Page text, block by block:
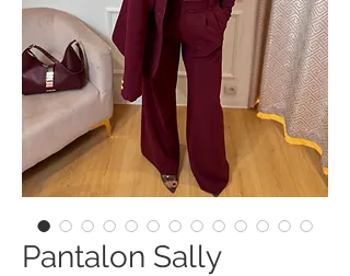
Pantalon Sally